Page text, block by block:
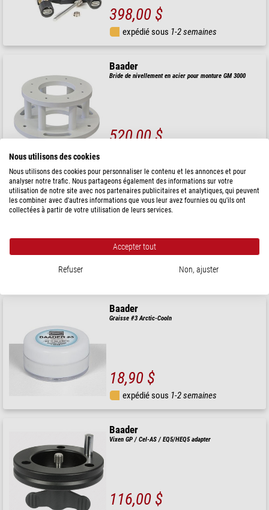
398,00 $
expédié sous 1-2 semaines
Baader
Bride de nivellement en acier pour monture GM 3000
520,00 $
Baader
Bride de nivellement en acier pour monture GM 3000
520,00 $
1-2 semaines
Baader
Graisse #3 Arctic-Cooln
18,90 $
expédié sous 1-2 semaines
Baader
Vixen GP / Cel-AS / EQ5/HEQ5 adapter
116,00 $
Nous utilisons des cookies
Nous utilisons des cookies pour personnaliser le contenu et les annonces et pour
analyser notre trafic. Nous partageons également des informations sur votre
utilisation de notre site avec nos partenaires publicitaires et analytiques, qui peuvent
les combiner avec d'autres informations que vous leur avez fournies ou qu'ils ont
collectées à partir de votre utilisation de leurs services.
Accepter tout
Refuser Non, ajuster